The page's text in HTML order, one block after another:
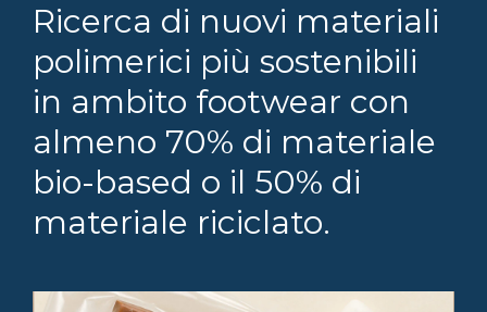
Ricerca di nuovi materiali
polimerici più sostenibili
in ambito footwear con
almeno 70% di materiale
bio-based o il 50% di
materiale riciclato.